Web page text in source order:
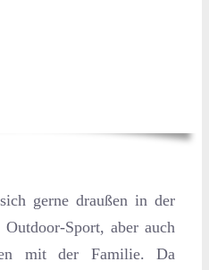
gerne draußen in der
Sport, aber auch
mit der Familie. Da